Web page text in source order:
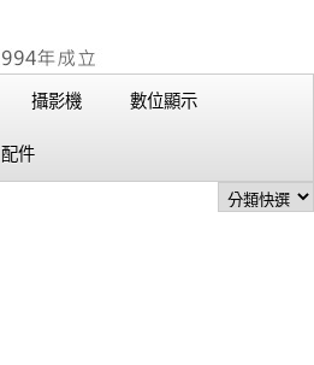
攝影機 數位顯示
配件